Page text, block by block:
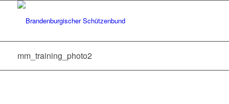
mm_training_photo2